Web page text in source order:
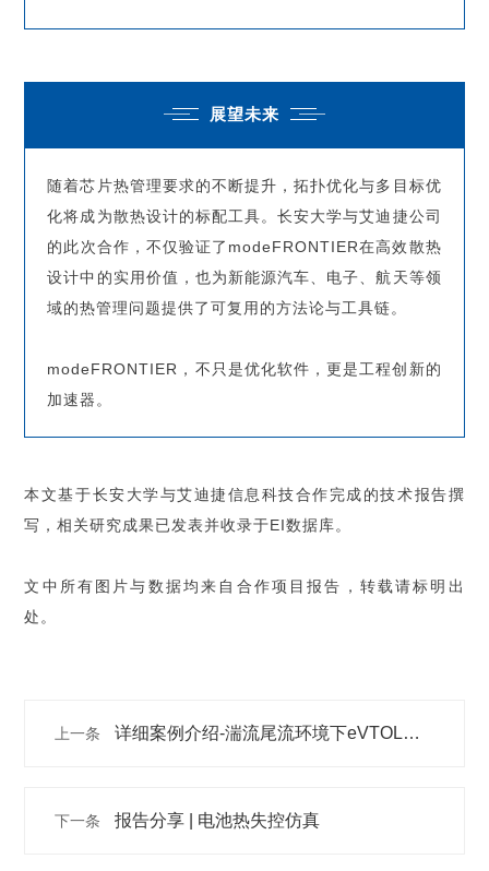
展望未来
随着芯片热管理要求的不断提升，拓扑优化与多目标优
化将成为散热设计的标配工具。长安大学与艾迪捷公司
的此次合作，不仅验证了modeFRONTIER在高效散热
设计中的实用价值，也为新能源汽车、电子、航天等领
域的热管理问题提供了可复用的方法论与工具链。
modeFRONTIER，不只是优化软件，更是工程创新的
加速器。
本文基于长安大学与艾迪捷信息科技合作完成的技术报告撰
写，相关研究成果已发表并收录于EI数据库。
文中所有图片与数据均来自合作项目报告，转载请标明出
处。
上一条
下一条 报告分享 | 电池热失控仿真